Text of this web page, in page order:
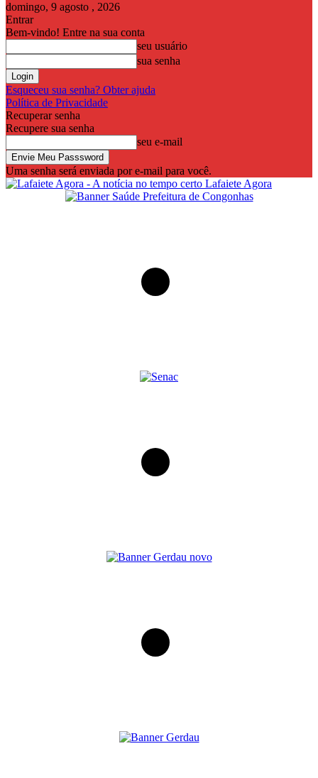
domingo, 9 agosto , 2026
Entrar
Bem-vindo! Entre na sua conta
seu usuário
sua senha
Esqueceu sua senha? Obter ajuda
Política de Privacidade
Recuperar senha
Recupere sua senha
seu e-mail
Uma senha será enviada por e-mail para você.
Lafaiete Agora